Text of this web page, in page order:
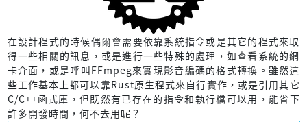
在設計程式的時候偶爾會需要依靠系統指令或是其它的程式來取
得一些相關的訊息，或是進行一些特殊的處理，如查看系統的網
卡介面，或是呼叫FFmpeg來實現影音編碼的格式轉換。雖然這
些工作基本上都可以靠Rust原生程式來自行實作，或是引用其它
C/C++函式庫，但既然有已存在的指令和執行檔可以用，能省下
許多開發時間，何不去用呢？